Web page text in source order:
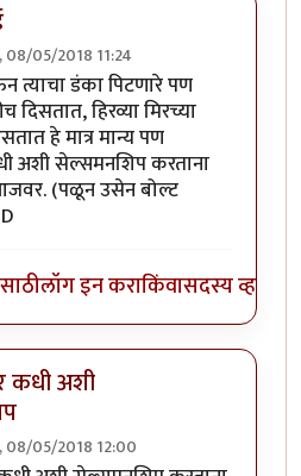
08/05/2018 11:24
byसस्नेह
त्याचा डंका पिटणारे पण
दिसतात, हिरव्या मिरच्या
हे मात्र मान्य पण
अशी सेल्समनशिप करताना
(पळून उसेन बोल्ट
लॉग इन कराकिंवासदस्य व्हा
कधी अशी
08/05/2018 12:00